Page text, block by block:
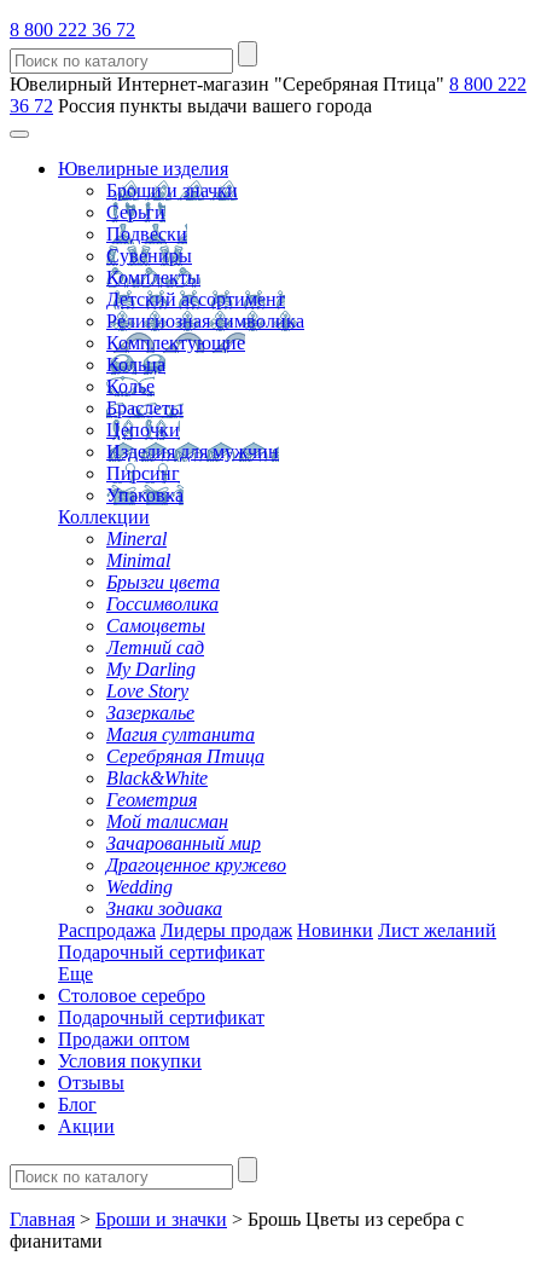
8 800 222 36 72
Ювелирный Интернет-магазин "Серебряная Птица" 8 800 222
36 72 Россия пункты выдачи вашего города
Ювелирные изделия
Броши и значки
Серьги
Подвески
Сувениры
Комплекты
Детский ассортимент
Религиозная символика
Комплектующие
Кольца
Колье
Браслеты
Цепочки
Изделия для мужчин
Пирсинг
Упаковка
Коллекции
Mineral
Minimal
Брызги цвета
Госсимволика
Самоцветы
Летний сад
My Darling
Love Story
Зазеркалье
Магия султанита
Серебряная Птица
Black&White
Геометрия
Мой талисман
Зачарованный мир
Драгоценное кружево
Wedding
Знаки зодиака
Распродажа Лидеры продаж Новинки Лист желаний
Подарочный сертификат
Еще
Столовое серебро
Подарочный сертификат
Продажи оптом
Условия покупки
Отзывы
Блог
Акции
Главная > Броши и значки > Брошь Цветы из серебра с
фианитами